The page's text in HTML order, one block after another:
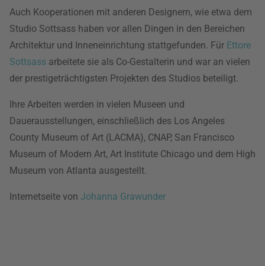
Auch Kooperationen mit anderen Designern, wie etwa dem
Studio Sottsass haben vor allen Dingen in den Bereichen
Architektur und Inneneinrichtung stattgefunden. Für Ettore
Sottsass arbeitete sie als Co-Gestalterin und war an vielen
der prestigeträchtigsten Projekten des Studios beteiligt.
Ihre Arbeiten werden in vielen Museen und
Dauerausstellungen, einschließlich des Los Angeles
County Museum of Art (LACMA), CNAP, San Francisco
Museum of Modern Art, Art Institute Chicago und dem High
Museum von Atlanta ausgestellt.
Internetseite von Johanna Grawunder